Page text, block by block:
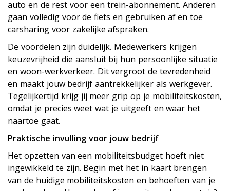
auto en de rest voor een trein-abonnement. Anderen
gaan volledig voor de fiets en gebruiken af en toe
carsharing voor zakelijke afspraken.
De voordelen zijn duidelijk. Medewerkers krijgen
keuzevrijheid die aansluit bij hun persoonlijke situatie
en woon-werkverkeer. Dit vergroot de tevredenheid
en maakt jouw bedrijf aantrekkelijker als werkgever.
Tegelijkertijd krijg jij meer grip op je mobiliteitskosten,
omdat je precies weet wat je uitgeeft en waar het
naartoe gaat.
Praktische invulling voor jouw bedrijf
Het opzetten van een mobiliteitsbudget hoeft niet
ingewikkeld te zijn. Begin met het in kaart brengen
van de huidige mobiliteitskosten en behoeften van je